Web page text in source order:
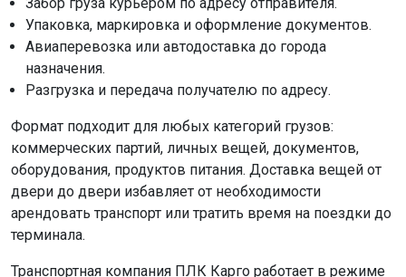
Упаковка, маркировка и оформление документов.
Авиаперевозка или автодоставка до города
назначения.
Разгрузка и передача получателю по адресу.
Формат подходит для любых категорий грузов:
коммерческих партий, личных вещей, документов,
оборудования, продуктов питания. Доставка вещей от
двери до двери избавляет от необходимости
арендовать транспорт или тратить время на поездки до
терминала.
Транспортная компания ПЛК Карго работает в режиме